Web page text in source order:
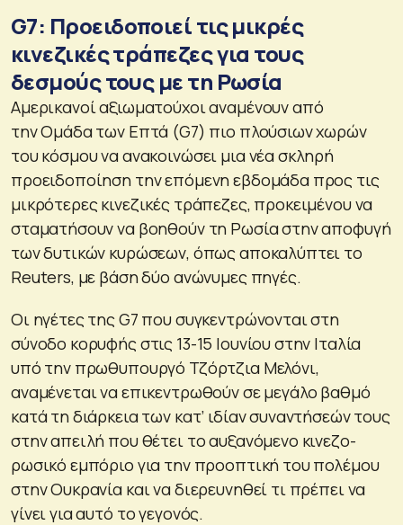
G7: Προειδοποιεί τις μικρές
κινεζικές τράπεζες για τους
δεσμούς τους με τη Ρωσία
Αμερικανοί αξιωματούχοι αναμένουν από
την Ομάδα των Επτά (G7) πιο πλούσιων χωρών
του κόσμου να ανακοινώσει μια νέα σκληρή
προειδοποίηση την επόμενη εβδομάδα προς τις
μικρότερες κινεζικές τράπεζες, προκειμένου να
σταματήσουν να βοηθούν τη Ρωσία στην αποφυγή
των δυτικών κυρώσεων, όπως αποκαλύπτει το
Reuters, με βάση δύο ανώνυμες πηγές.
Οι ηγέτες της G7 που συγκεντρώνονται στη
σύνοδο κορυφής στις 13-15 Ιουνίου στην Ιταλία
υπό την πρωθυπουργό Τζόρτζια Μελόνι,
αναμένεται να επικεντρωθούν σε μεγάλο βαθμό
κατά τη διάρκεια των κατ’ ιδίαν συναντήσεών τους
στην απειλή που θέτει το αυξανόμενο κινεζο-
ρωσικό εμπόριο για την προοπτική του πολέμου
στην Ουκρανία και να διερευνηθεί τι πρέπει να
γίνει για αυτό το γεγονός.